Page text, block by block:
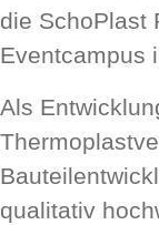
die SchoPlast
Eventcampus
Als
qualitativ